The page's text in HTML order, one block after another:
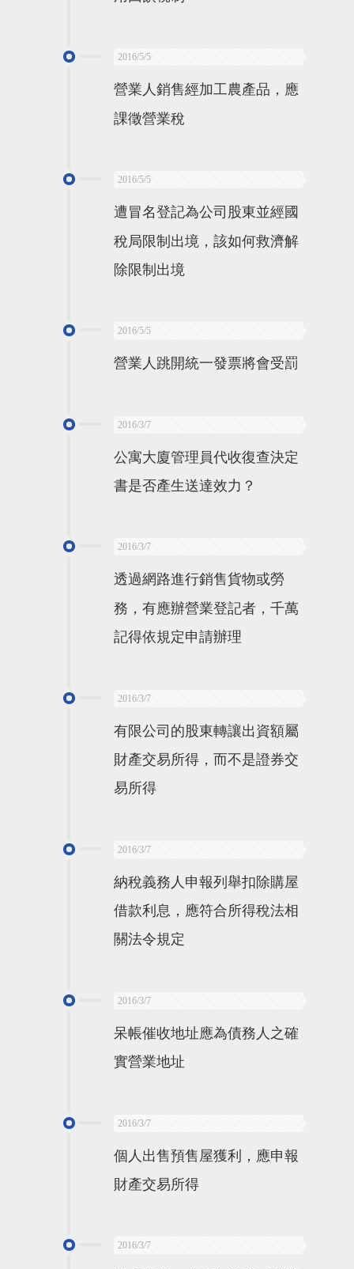
2016/5/5
營業人銷售經加工農產品，應
課徵營業稅
2016/5/5
遭冒名登記為公司股東並經國
稅局限制出境，該如何救濟解
除限制出境
2016/5/5
營業人跳開統一發票將會受罰
2016/3/7
公寓大廈管理員代收復查決定
書是否產生送達效力？
2016/3/7
透過網路進行銷售貨物或勞
務，有應辦營業登記者，千萬
記得依規定申請辦理
2016/3/7
有限公司的股東轉讓出資額屬
財產交易所得，而不是證券交
易所得
2016/3/7
納稅義務人申報列舉扣除購屋
借款利息，應符合所得稅法相
關法令規定
2016/3/7
呆帳催收地址應為債務人之確
實營業地址
2016/3/7
個人出售預售屋獲利，應申報
財產交易所得
2016/3/7